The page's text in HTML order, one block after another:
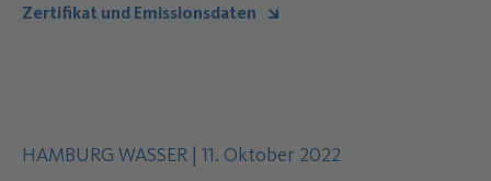
Zertifikat und Emissionsdaten
Autor des Inhalts:
HAMBURG WASSER | Datum der Veröffentlichung:
11. Oktober 2022